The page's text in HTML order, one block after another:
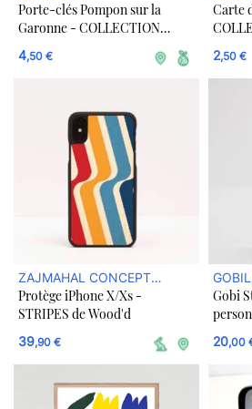
Porte-clés Pompon sur la
Garonne - COLLECTION
TOULOUSE
4,50 €
Carte
2,50 €
ZAJMAHAL CONCEPT
STORE DURABLE
Protège iPhone X/Xs -
STRIPES de Wood'd
39,90 €
Gobi
20,00